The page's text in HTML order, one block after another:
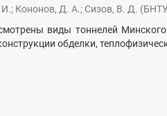
; Кононов, Д. А.; Сизов, В. Д. (БНТУ,
виды тоннелей
обделки,